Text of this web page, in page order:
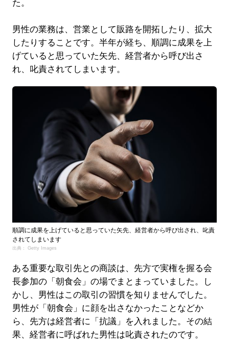
た。
男性の業務は、営業として販路を開拓したり、拡大
したりすることです。半年が経ち、順調に成果を上
げていると思っていた矢先、経営者から呼び出さ
れ、叱責されてしまいます。
順調に成果を上げていると思っていた矢先、経営者から呼び出され、叱責
されてしまいます
出典： Getty Images
ある重要な取引先との商談は、先方で実権を握る会
長参加の「朝食会」の場でまとまっていました。し
かし、男性はこの取引の習慣を知りませんでした。
男性が「朝食会」に顔を出さなかったことなどか
ら、先方は経営者に「抗議」を入れました。その結
果、経営者に呼ばれた男性は叱責されたのです。